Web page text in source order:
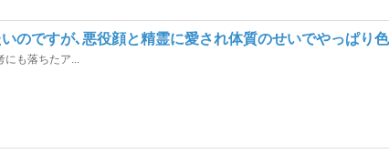
のですが､悪役顔と精霊に愛され体質のせいでやっぱり
にも落ちたア...